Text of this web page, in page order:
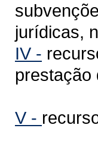
jurídicas,
IV -
prestação
V -